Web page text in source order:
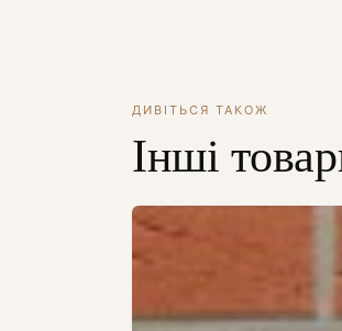
ДИВІТЬСЯ ТАКОЖ
Інші